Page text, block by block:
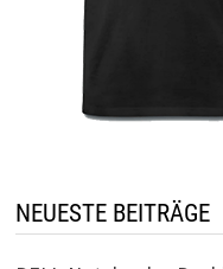
NEUESTE BEITRÄGE